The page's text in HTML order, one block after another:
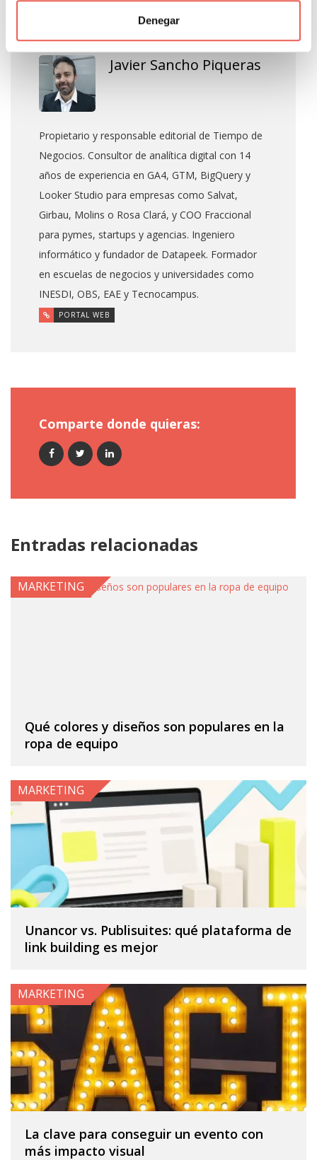
Denegar
About Author
Javier Sancho Piqueras
Propietario y responsable editorial de Tiempo de
Negocios. Consultor de analítica digital con 14
años de experiencia en GA4, GTM, BigQuery y
Looker Studio para empresas como Salvat,
Girbau, Molins o Rosa Clará, y COO Fraccional
para pymes, startups y agencias. Ingeniero
informático y fundador de Datapeek. Formador
en escuelas de negocios y universidades como
INESDI, OBS, EAE y Tecnocampus.
PORTAL WEB
Comparte donde quieras:
Entradas relacionadas
Qué colores y diseños son populares en la
ropa de equipo
MARKETING
Unancor vs. Publisuites: qué plataforma de
link building es mejor
MARKETING
La clave para conseguir un evento con
más impacto visual
MARKETING